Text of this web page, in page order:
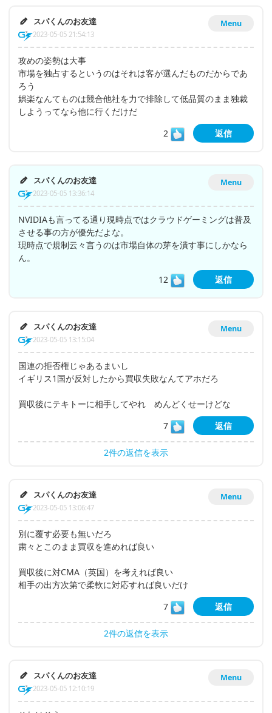
Menu
スパくんのお友達
2023-05-05 21:54:13
攻めの姿勢は大事
市場を独占するというのはそれは客が選んだものだからであ
ろう
娯楽なんてものは競合他社を力で排除して低品質のまま独裁
しようってなら他に行くだけだ
2
返信
Menu
スパくんのお友達
2023-05-05 13:36:14
NVIDIAも言ってる通り現時点ではクラウドゲーミングは普及
させる事の方が優先だよな。
現時点で規制云々言うのは市場自体の芽を潰す事にしかなら
ん。
12
返信
Menu
スパくんのお友達
2023-05-05 13:15:04
国連の拒否権じゃあるまいし
イギリス1国が反対したから買収失敗なんてアホだろ
買収後にテキトーに相手してやれ めんどくせーけどな
7
返信
2件の返信を表示
Menu
スパくんのお友達
2023-05-05 13:06:47
別に覆す必要も無いだろ
粛々とこのまま買収を進めれば良い
買収後に対CMA（英国）を考えれば良い
相手の出方次第で柔軟に対応すれば良いだけ
7
返信
2件の返信を表示
Menu
スパくんのお友達
2023-05-05 12:10:19